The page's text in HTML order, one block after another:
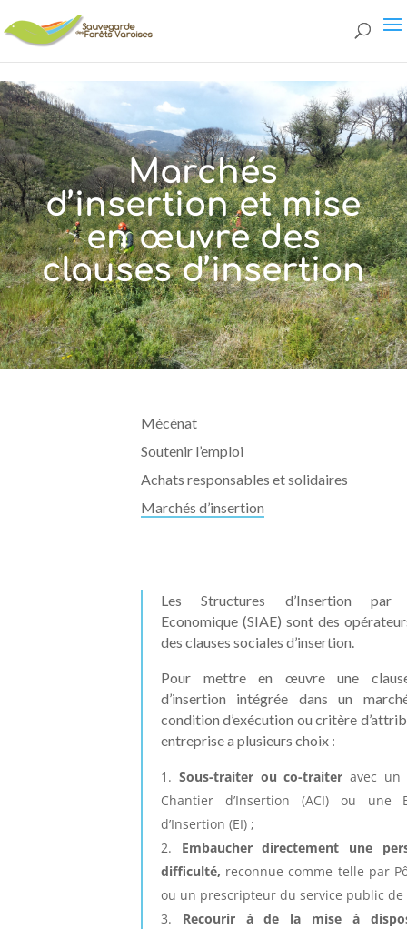
Marchés
d’insertion et mise
en œuvre des
clauses d’insertion
Mécénat
Soutenir l’emploi
Achats responsables et solidaires
Marchés d’insertion
Les Structures d’Insertion par
Economique (SIAE) sont des
des clauses sociales d’insertion.
Pour mettre en œuvre une
d’insertion intégrée dans un
condition d’exécution ou critère
entreprise a plusieurs choix :
Sous-traiter ou co-traiteravec un
Chantier d’Insertion (ACI) ou une
d’Insertion (EI) ;
Embaucher directement une
difficulté, reconnue comme telle par
ou un prescripteur du service public de
Recourir à de la mise à